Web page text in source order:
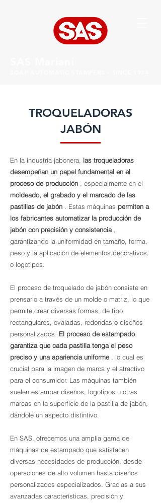
TROQUELADORAS
JABÓN
En la industria jabonera, las troqueladoras
desempeñan un papel fundamental en el
proceso de producción , especialmente en el
moldeado, el grabado y el marcado de las
pastillas de jabón . Estas máquinas permiten a
los fabricantes automatizar la producción de
jabón con precisión y consistencia
garantizando la uniformidad en tamaño, forma,
peso y la aplicación de elementos decorativos
o logotipos.
El proceso de troquelado de jabón consiste en
prensarlo a través de un molde o matriz, lo que
permite crear diversas formas, de tipo
rectangulares, ovaladas, redondas o diseños
personalizados. El proceso de estampado
garantiza que cada pastilla tenga el peso
preciso y una apariencia uniforme, lo cual es
crucial para la imagen de marca y el atractivo
para el consumidor. Las máquinas también
suelen estampar diseños, logotipos u otras
marcas en la superficie de la pastilla de jabón,
dándole un aspecto distintivo.
En SAS, ofrecemos una amplia gama de
máquinas de estampado que satisfacen
diversas necesidades de producción, desde
operaciones de alto volumen hasta diseños
personalizados especializados. Gracias a sus
avanzadas características, precisión y